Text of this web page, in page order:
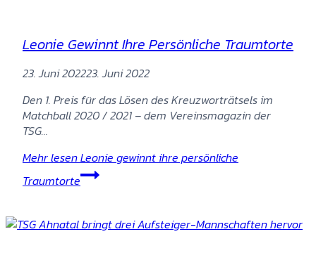
Leonie Gewinnt Ihre Persönliche Traumtorte
23. Juni 202223. Juni 2022
Den 1. Preis für das Lösen des Kreuzworträtsels im
Matchball 2020 / 2021 – dem Vereinsmagazin der
TSG…
Mehr lesenLeonie gewinnt ihre persönliche
Traumtorte